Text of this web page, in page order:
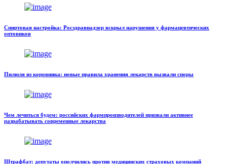
Спиртовая настройка: Росздравнадзор вскрыл нарушения у фармацевтических
оптовиков
Пилюля из коровника: новые правила хранения лекарств вызвали споры
Чем лечиться будем: российских фармпроизводителей призвали активнее
разрабатывать современные лекарства
Штрафбат: депутаты ополчились против медицинских страховых компаний